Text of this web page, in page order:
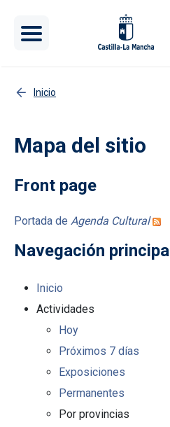
Inicio
Mapa del sitio
Front page
Portada de Agenda Cultural
Navegación principal
Inicio
Actividades
Hoy
Próximos 7 días
Exposiciones
Permanentes
Por provincias